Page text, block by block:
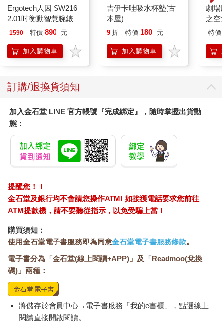
Ergotech人因 SW216
2.01吋衡動智慧腕錶
1590 特價 890 元
加入購物車
吉伊卡哇吸水杯墊(古
本屋)
9 折 特價 180 元
加入購物車
劇
之
樂
特價
訂購/退換貨須知
加入金石堂 LINE 官方帳號『完成綁定』，隨時掌握出貨動
態：
提醒您！！
金石堂及銀行均不會請您操作ATM! 如接獲電話要求您前往
ATM提款機，請不要聽從指示，以免受騙上當！
購買須知：
使用金石堂電子書服務即為同意金石堂電子書服務條款。
電子書分為「金石堂(線上閱讀+APP)」及「Readmoo(兌換
碼)」兩種：
將儲存於會員中心→電子書服務「我的e書櫃」，點選線上
閱讀直接開啟閱讀。